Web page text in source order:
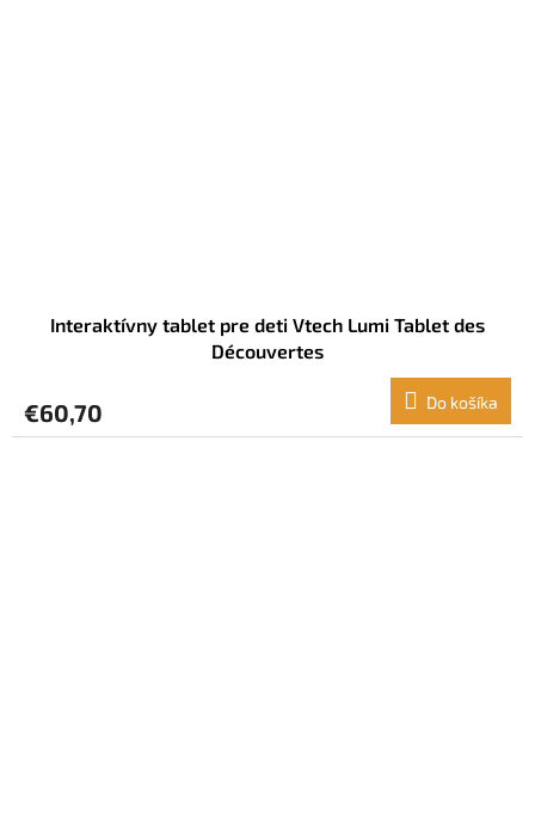
Interaktívny tablet pre deti Vtech Lumi Tablet des
Découvertes
€60,70 Do košíka